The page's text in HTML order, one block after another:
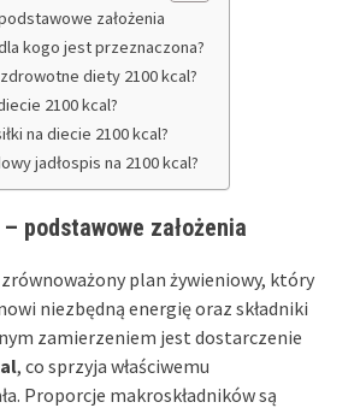
założenia
kogo jest przeznaczona?
diety 2100 kcal?
2100 kcal?
na diecie 2100 kcal?
jadłospis na 2100 kcal?
podstawowe założenia
plan żywieniowy, który
niezbędną energię oraz składniki
zamierzeniem jest dostarczenie
, co sprzyja właściwemu
Proporcje makroskładników są